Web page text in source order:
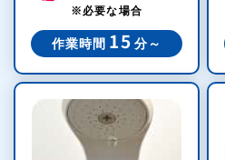
※必要な場合
作業時間 15 分～